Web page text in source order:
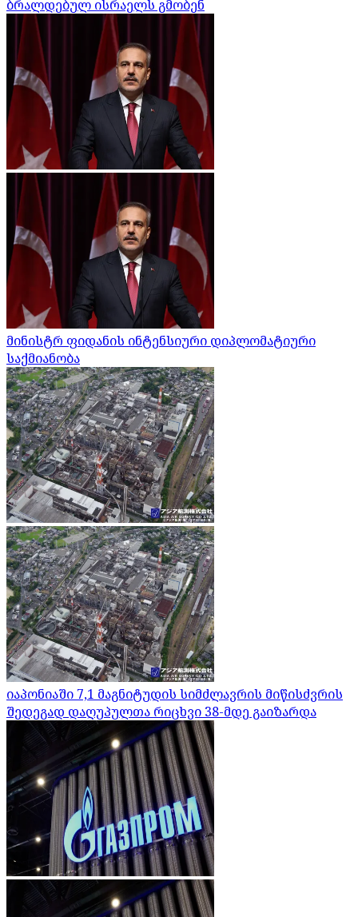
ბრალდებულ ისრაელს გმობენ
მინისტრ ფიდანის ინტენსიური დიპლომატიური
საქმიანობა
იაპონიაში 7,1 მაგნიტუდის სიმძლავრის მიწისძვრის
შედეგად დაღუპულთა რიცხვი 38-მდე გაიზარდა